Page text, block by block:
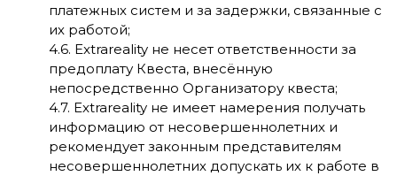
платежных систем и за задержки, связанные с
их работой;
4.6. Extrareality не несет ответственности за
предоплату Квеста, внесённую
непосредственно Организатору квеста;
4.7. Extrareality не имеет намерения получать
информацию от несовершеннолетних и
рекомендует законным представителям
несовершеннолетних допускать их к работе в